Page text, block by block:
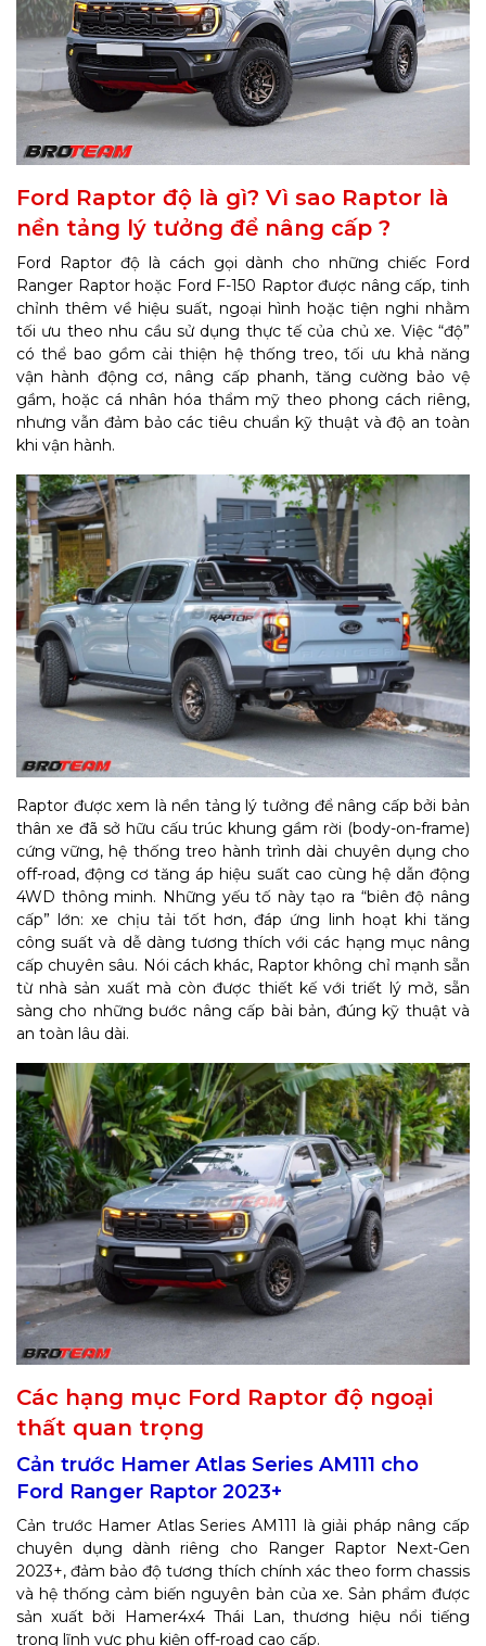
Ford Raptor độ là gì? Vì sao Raptor là
nền tảng lý tưởng để nâng cấp ?
Ford Raptor độ là cách gọi dành cho những chiếc Ford
Ranger Raptor hoặc Ford F-150 Raptor được nâng cấp, tinh
chỉnh thêm về hiệu suất, ngoại hình hoặc tiện nghi nhằm
tối ưu theo nhu cầu sử dụng thực tế của chủ xe. Việc “độ”
có thể bao gồm cải thiện hệ thống treo, tối ưu khả năng
vận hành động cơ, nâng cấp phanh, tăng cường bảo vệ
gầm, hoặc cá nhân hóa thẩm mỹ theo phong cách riêng,
nhưng vẫn đảm bảo các tiêu chuẩn kỹ thuật và độ an toàn
khi vận hành.
Raptor được xem là nền tảng lý tưởng để nâng cấp bởi bản
thân xe đã sở hữu cấu trúc khung gầm rời (body-on-frame)
cứng vững, hệ thống treo hành trình dài chuyên dụng cho
off-road, động cơ tăng áp hiệu suất cao cùng hệ dẫn động
4WD thông minh. Những yếu tố này tạo ra “biên độ nâng
cấp” lớn: xe chịu tải tốt hơn, đáp ứng linh hoạt khi tăng
công suất và dễ dàng tương thích với các hạng mục nâng
cấp chuyên sâu. Nói cách khác, Raptor không chỉ mạnh sẵn
từ nhà sản xuất mà còn được thiết kế với triết lý mở, sẵn
sàng cho những bước nâng cấp bài bản, đúng kỹ thuật và
an toàn lâu dài.
Các hạng mục Ford Raptor độ ngoại
thất quan trọng
Cản trước Hamer Atlas Series AM111 cho
Ford Ranger Raptor 2023+
Cản trước Hamer Atlas Series AM111 là giải pháp nâng cấp
chuyên dụng dành riêng cho Ranger Raptor Next-Gen
2023+, đảm bảo độ tương thích chính xác theo form chassis
và hệ thống cảm biến nguyên bản của xe. Sản phẩm được
sản xuất bởi Hamer4x4 Thái Lan, thương hiệu nổi tiếng
trong lĩnh vực phụ kiện off-road cao cấp.